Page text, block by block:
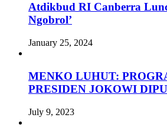
Atdikbud RI Canberra
Ngobrol’
January 25, 2024
MENKO LUHUT:
PRESIDEN JOKOWI
July 9, 2023